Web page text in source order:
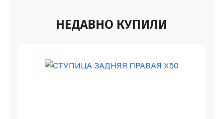
НЕДАВНО КУПИЛИ